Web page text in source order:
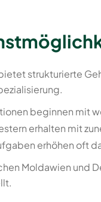
strukturierte
beginnen mit
erhalten mit
erhöhen oft
Moldawien und